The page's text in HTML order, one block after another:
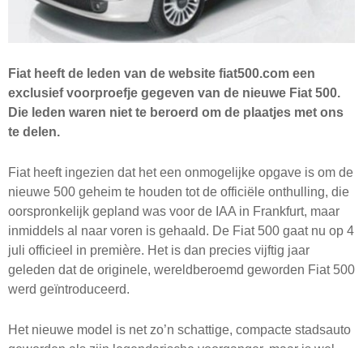
Fiat heeft de leden van de website fiat500.com een
exclusief voorproefje gegeven van de nieuwe Fiat 500.
Die leden waren niet te beroerd om de plaatjes met ons
te delen.
Fiat heeft ingezien dat het een onmogelijke opgave is om de
nieuwe 500 geheim te houden tot de officiële onthulling, die
oorspronkelijk gepland was voor de IAA in Frankfurt, maar
inmiddels al naar voren is gehaald. De Fiat 500 gaat nu op 4
juli officieel in première. Het is dan precies vijftig jaar
geleden dat de originele, wereldberoemd geworden Fiat 500
werd geïntroduceerd.
Het nieuwe model is net zo’n schattige, compacte stadsauto